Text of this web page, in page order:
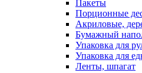
Пакеты
Порционные
Акриловые,
Бумажный
Упаковка для
Упаковка для
Ленты, шпагат